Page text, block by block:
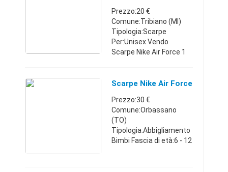
Usate
Prezzo:20 €
Comune:Tribiano (MI)
Tipologia:Scarpe
Per:Unisex Vendo
Scarpe Nike Air Force 1
numero 38 Queste sono
nella loro versione ...
Scarpe Nike Air Force
Prezzo:30 €
Comune:Orbassano
(TO)
Tipologia:Abbigliamento
Bimbi Fascia di età:6 - 12